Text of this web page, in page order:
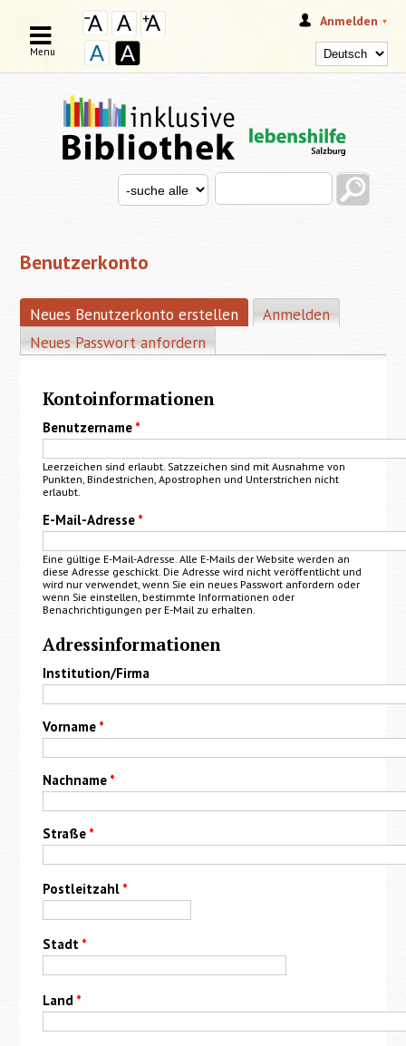
Anmelden
SUCHFORMULAR
Search this site
Search for
Menu
Benutzerkonto
HAUPT-REITER
Neues Benutzerkonto erstellen (aktiver Reiter)
Anmelden
Neues Passwort anfordern
Kontoinformationen
Benutzername *
Leerzeichen sind erlaubt. Satzzeichen sind mit Ausnahme von
Punkten, Bindestrichen, Apostrophen und Unterstrichen nicht
erlaubt.
E-Mail-Adresse *
Eine gültige E-Mail-Adresse. Alle E-Mails der Website werden an
diese Adresse geschickt. Die Adresse wird nicht veröffentlicht und
wird nur verwendet, wenn Sie ein neues Passwort anfordern oder
wenn Sie einstellen, bestimmte Informationen oder
Benachrichtigungen per E-Mail zu erhalten.
Adressinformationen
Institution/Firma
Vorname *
Nachname *
Straße *
Postleitzahl *
Stadt *
Land *